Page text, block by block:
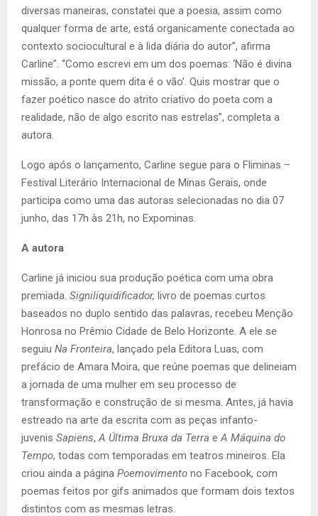
diversas maneiras, constatei que a poesia, assim como
qualquer forma de arte, está organicamente conectada ao
contexto sociocultural e à lida diária do autor”, afirma
Carline”. “Como escrevi em um dos poemas: ‘Não é divina
missão, a ponte quem dita é o vão’. Quis mostrar que o
fazer poético nasce do atrito criativo do poeta com a
realidade, não de algo escrito nas estrelas”, completa a
autora.
Logo após o lançamento, Carline segue para o Fliminas –
Festival Literário Internacional de Minas Gerais, onde
participa como uma das autoras selecionadas no dia 07
junho, das 17h às 21h, no Expominas.
A autora
Carline já iniciou sua produção poética com uma obra
premiada. Signiliquidificador, livro de poemas curtos
baseados no duplo sentido das palavras, recebeu Menção
Honrosa no Prêmio Cidade de Belo Horizonte. A ele se
seguiu Na Fronteira, lançado pela Editora Luas, com
prefácio de Amara Moira, que reúne poemas que delineiam
a jornada de uma mulher em seu processo de
transformação e construção de si mesma. Antes, já havia
estreado na arte da escrita com as peças infanto-
juvenis Sapiens, A Última Bruxa da Terra e A Máquina do
Tempo, todas com temporadas em teatros mineiros. Ela
criou ainda a página Poemovimento no Facebook, com
poemas feitos por gifs animados que formam dois textos
distintos com as mesmas letras.